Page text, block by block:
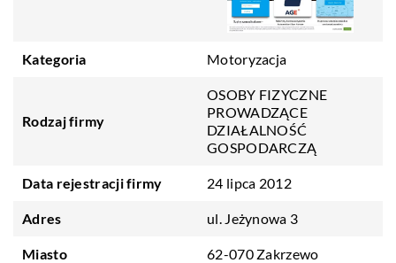
Kategoria Motoryzacja
Rodzaj firmy
OSOBY FIZYCZNE
PROWADZĄCE
DZIAŁALNOŚĆ
GOSPODARCZĄ
Data rejestracji firmy 24 lipca 2012
Adres ul. Jeżynowa 3
Miasto 62-070 Zakrzewo